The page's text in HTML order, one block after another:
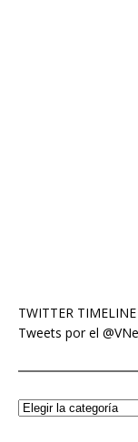
TWITTER TIMELINE
Tweets por el